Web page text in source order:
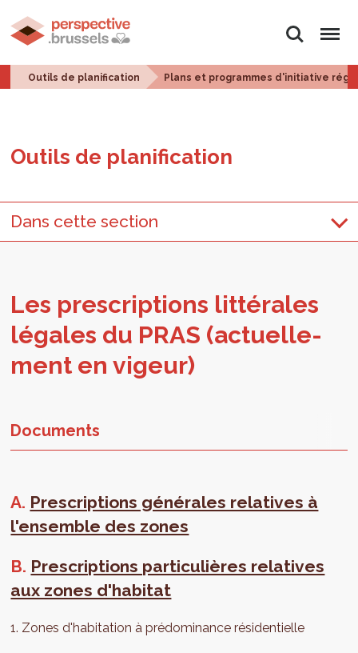
Rechercher
Menu
Outils de planification Plans et programmes d'initiative
Outils de pla­ni­fi­ca­tion
Dans cette section
Les pres­crip­tions lit­té­rales
légales du PRAS (actuel­le­
ment en vigeur)
Documents
A. Prescriptions générales relatives à
l'ensemble des zones
B. Prescriptions particulières relatives
aux zones d'habitat
1. Zones d'habitation à prédominance résidentielle